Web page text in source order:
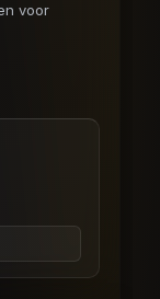
voor